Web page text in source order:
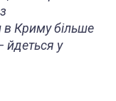
в Криму більше
йдеться у